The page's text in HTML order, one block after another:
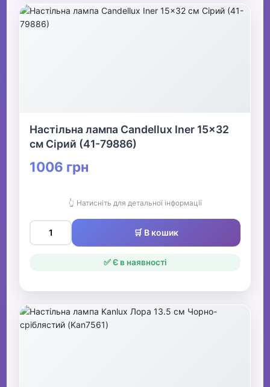
Настільна лампа Candellux Iner 15x32
см Сірий (41-79886)
1006 грн
👆 Натисніть для детальної інформації
🛒 В кошик
✅ Є в наявності